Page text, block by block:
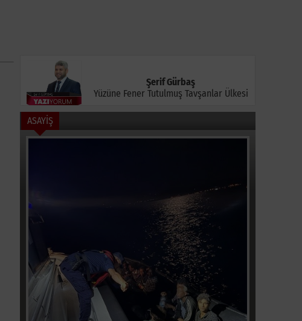
Şerif Gürbaş
Yüzüne Fener Tutulmuş Tavşanlar Ülkesi
ASAYİŞ